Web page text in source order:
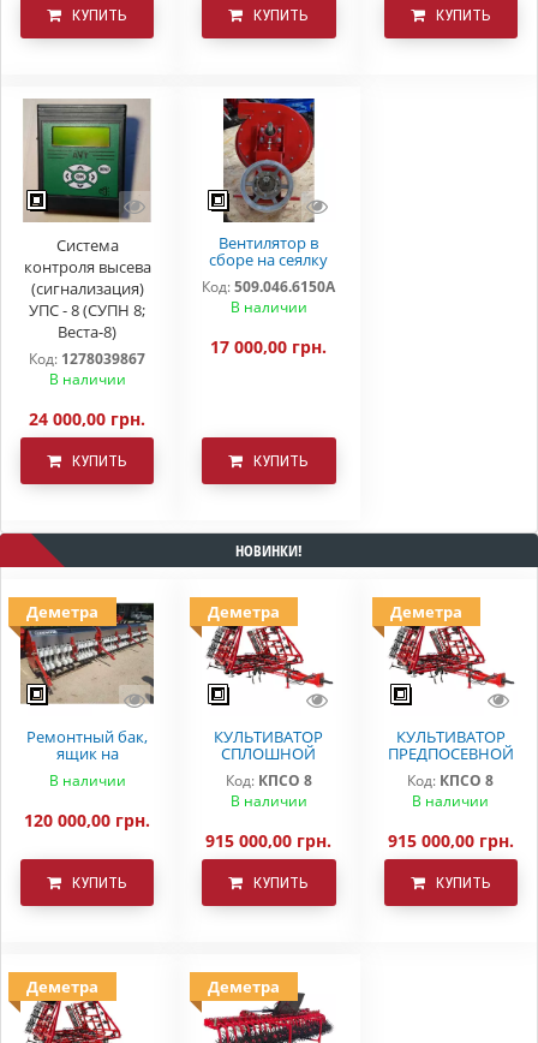
КУПИТЬ КУПИТЬ КУПИТЬ
Система
контроля высева
(сигнализация)
УПС - 8 (СУПН 8;
Веста-8)
Код: 1278039867
В наличии
24 000,00 грн.
КУПИТЬ
Вентилятор в
сборе на сеялку
УПС(СПМ)
509.046.6150А
Код: 509.046.6150А
В наличии
17 000,00 грн.
КУПИТЬ
НОВИНКИ!
Деметра
Ремонтный бак,
ящик на
вариаторную
сеялку СЗ 5.4
В наличии
120 000,00 грн.
КУПИТЬ
Деметра
КУЛЬТИВАТОР
СПЛОШНОЙ
ОБРАБОТКИ
ДЕМЕТРА КПСО-8
Код: КПСО 8
В наличии
915 000,00 грн.
КУПИТЬ
Деметра
КУЛЬТИВАТОР
ПРЕДПОСЕВНОЙ
ОБРАБОТКИ
КПСО-8 ДЕМЕТРА
Код: КПСО 8
В наличии
915 000,00 грн.
КУПИТЬ
Деметра Деметра